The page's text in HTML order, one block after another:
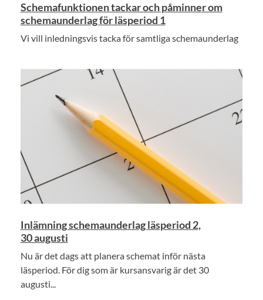
Schemafunktionen tackar och påminner om
schemaunderlag för läsperiod 1
Vi vill inledningsvis tacka för samtliga schemaunderlag
Inlämning schemaunderlag läsperiod 2,
30 augusti
Nu är det dags att planera schemat inför nästa
läsperiod. För dig som är kursansvarig är det 30
augusti...